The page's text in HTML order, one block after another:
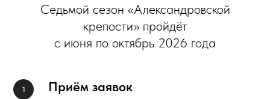
Седьмой сезон «Александровской
крепости» пройдёт
с июня по октябрь 2026 года
Приём заявок